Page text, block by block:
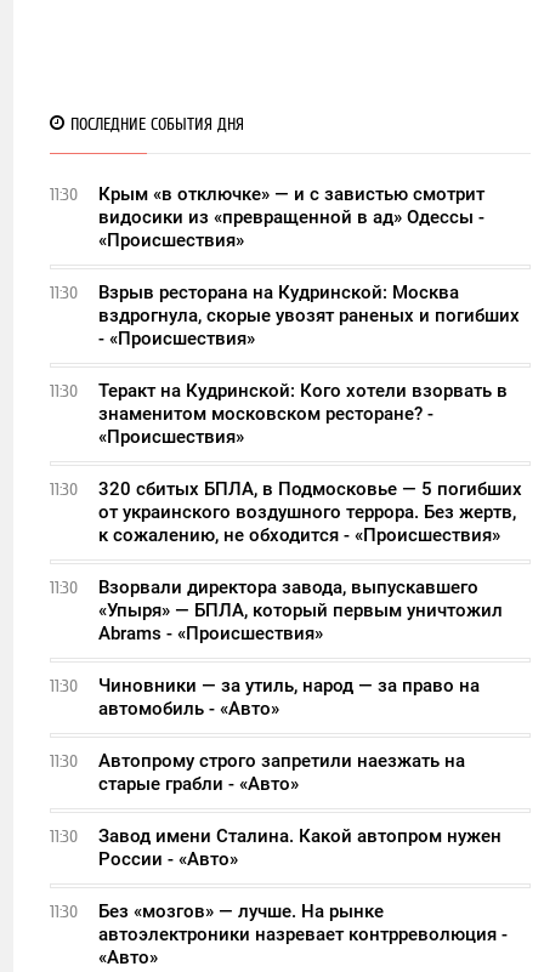
ПОСЛЕДНИЕ СОБЫТИЯ ДНЯ
11:30
Крым «в отключке» — и с завистью смотрит
видосики из «превращенной в ад» Одессы -
«Происшествия»
11:30
Взрыв ресторана на Кудринской: Москва
вздрогнула, скорые увозят раненых и погибших
- «Происшествия»
11:30
Теракт на Кудринской: Кого хотели взорвать в
знаменитом московском ресторане? -
«Происшествия»
11:30
320 сбитых БПЛА, в Подмосковье — 5 погибших
от украинского воздушного террора. Без жертв,
к сожалению, не обходится - «Происшествия»
11:30
Взорвали директора завода, выпускавшего
«Упыря» — БПЛА, который первым уничтожил
Abrams - «Происшествия»
11:30
Чиновники — за утиль, народ — за право на
автомобиль - «Авто»
11:30
Автопрому строго запретили наезжать на
старые грабли - «Авто»
11:30
Завод имени Сталина. Какой автопром нужен
России - «Авто»
11:30
Без «мозгов» — лучше. На рынке
автоэлектроники назревает контрреволюция -
«Авто»